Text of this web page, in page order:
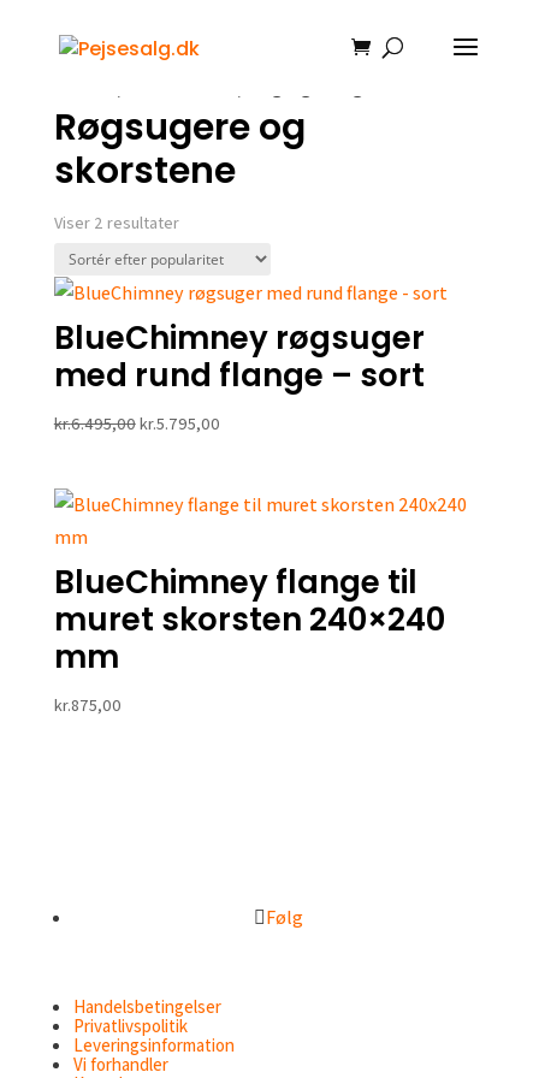
Røgsugere og
skorstene
Viser 2 resultaterSorteret
efter
popularitet
Tilbud!
BlueChimney røgsuger
med rund flange – sort
kr.6.495,00Den
var:
kr.5.795,00Den
er:
BlueChimney flange til
muret skorsten 240×240
mm
kr.875,00
Følg
Handelsbetingelser
Privatlivspolitik
Leveringsinformation
Vi forhandler